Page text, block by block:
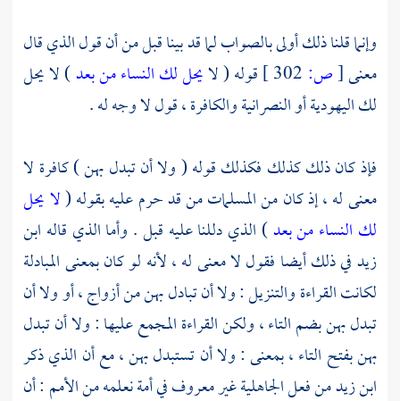
وإنما قلنا ذلك أولى بالصواب لما قد بينا قبل من أن قول الذي قال
معنى[ص: قوله ( لايحل لك النساء من بعد) لا يحل
لك اليهودية أو النصرانية والكافرة ، قول لا وجه له .
فإذ كان ذلك كذلك فكذلك قوله ( ولا أن تبدل بهن ) كافرة لا
معنى له ، إذ كان من المسلمات من قد حرم عليه بقوله (لا يحل
لك النساء من بعد) الذي دللنا عليه قبل . وأما الذي قاله ابن
زيدفي ذلك أيضا فقول لا معنى له ، لأنه لو كان بمعنى المبادلة
لكانت القراءة والتنزيل : ولا أن تبادل بهن من أزواج ، أو ولا أن
تبدل بهن بضم التاء ، ولكن القراءة المجمع عليها : ولا أن تبدل
بهن بفتح التاء ، بمعنى : ولا أن تستبدل بهن ، مع أن الذي ذكر
ابن زيدمن فعل الجاهلية غير معروف في أمة نعلمه من الأمم : أن